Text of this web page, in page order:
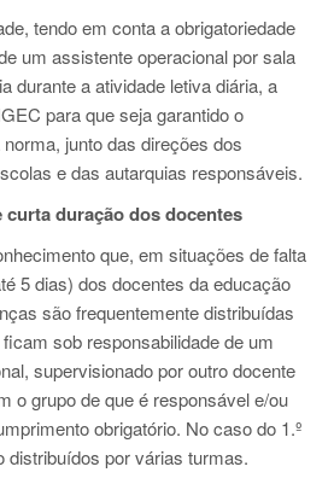
tendo em conta a obrigatoriedade
um assistente operacional por sala
durante a atividade letiva diária, a
para que seja garantido o
junto das direções dos
e das autarquias responsáveis.
curta duração dos docentes
que, em situações de falta
5 dias) dos docentes da educação
são frequentemente distribuídas
sob responsabilidade de um
supervisionado por outro docente
o grupo de que é responsável e/ou
obrigatório. No caso do 1.º
distribuídos por várias turmas.